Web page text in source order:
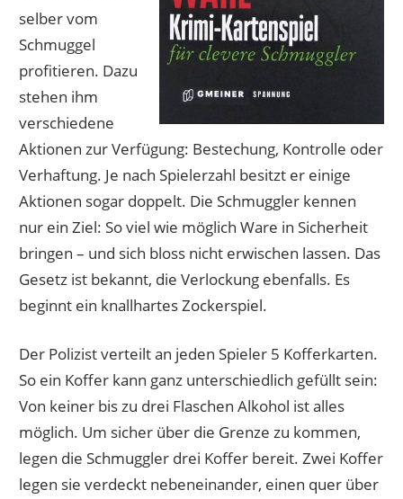
selber vom
Schmuggel
profitieren. Dazu
stehen ihm
verschiedene
Aktionen zur Verfügung: Bestechung, Kontrolle oder
Verhaftung. Je nach Spielerzahl besitzt er einige
Aktionen sogar doppelt. Die Schmuggler kennen
nur ein Ziel: So viel wie möglich Ware in Sicherheit
bringen – und sich bloss nicht erwischen lassen. Das
Gesetz ist bekannt, die Verlockung ebenfalls. Es
beginnt ein knallhartes Zockerspiel.
Der Polizist verteilt an jeden Spieler 5 Kofferkarten.
So ein Koffer kann ganz unterschiedlich gefüllt sein:
Von keiner bis zu drei Flaschen Alkohol ist alles
möglich. Um sicher über die Grenze zu kommen,
legen die Schmuggler drei Koffer bereit. Zwei Koffer
legen sie verdeckt nebeneinander, einen quer über